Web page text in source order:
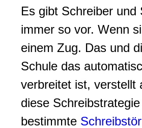
Es gibt Schreiber und
immer so vor. Wenn
einem Zug. Das und
Schule das
verbreitet ist, verstellt
diese
bestimmte